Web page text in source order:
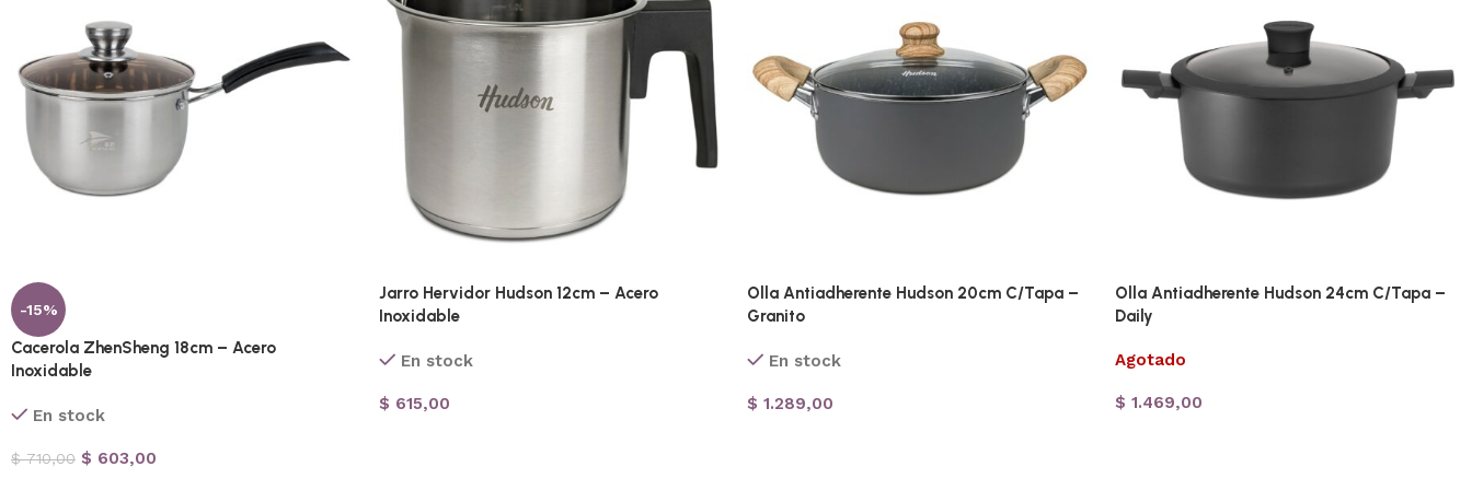
-15%
Cacerola ZhenSheng 18cm – Acero
Inoxidable
En stock
$710,00 $ 603,00
Jarro Hervidor Hudson 12cm – Acero
Inoxidable
En stock
$ 615,00
Olla Antiadherente Hudson 20cm C/Tapa –
Granito
En stock
$ 1.289,00
Olla Antiadherente Hudson 24cm C/Tapa –
Daily
Agotado
$ 1.469,00